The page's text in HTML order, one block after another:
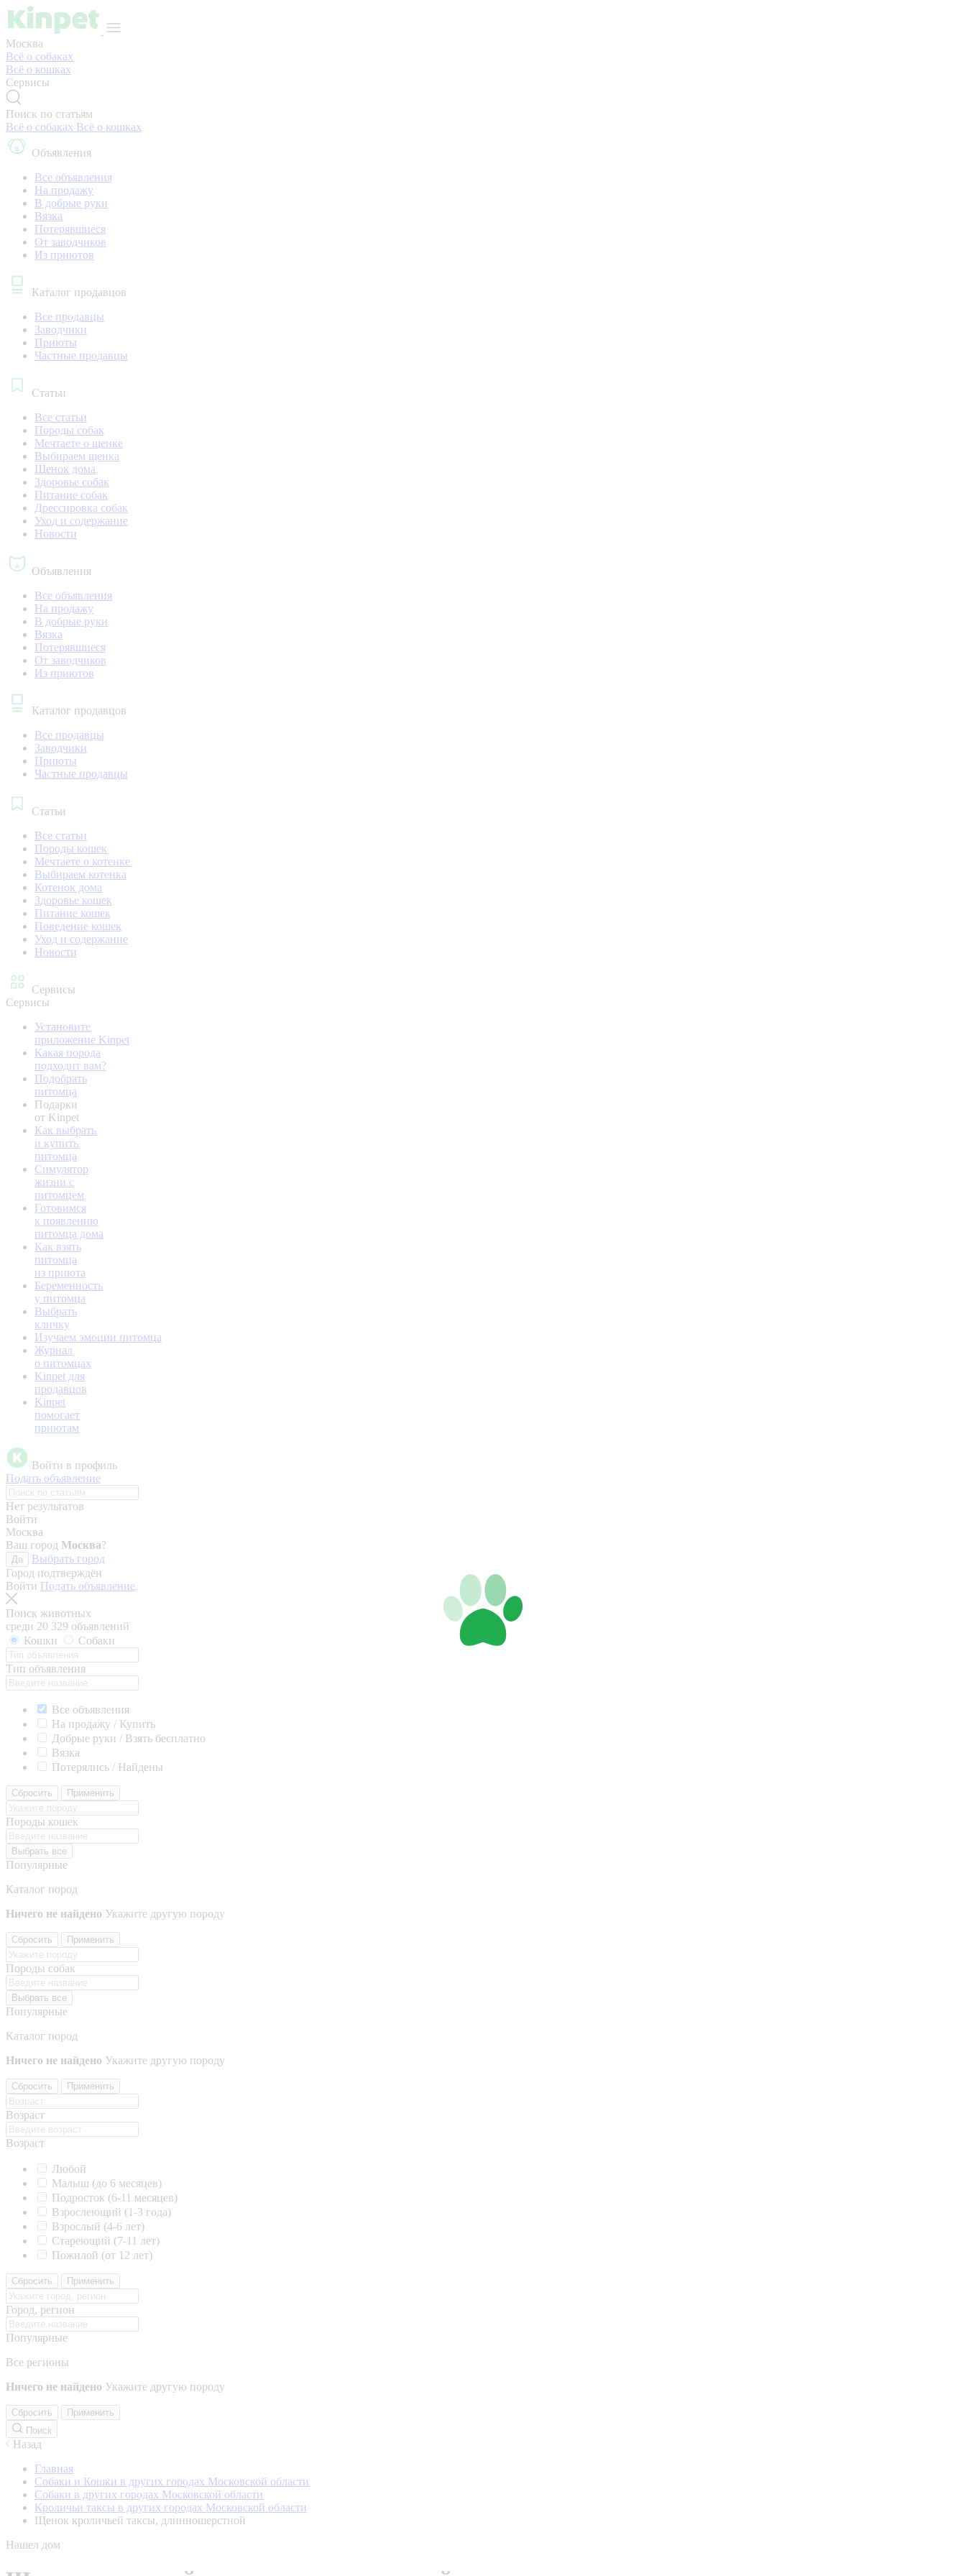
Москва
Всё о собаках
Всё о кошках
Сервисы
Поиск по статьям
Всё о собаках Всё о кошках
Объявления
Все объявления
На продажу
В добрые руки
Вязка
Потерявшиеся
От заводчиков
Из приютов
Каталог продавцов
Все продавцы
Заводчики
Приюты
Частные продавцы
Статьи
Все статьи
Породы собак
Мечтаете о щенке
Выбираем щенка
Щенок дома
Здоровье собак
Питание собак
Дрессировка собак
Уход и содержание
Новости
Объявления
Все объявления
На продажу
В добрые руки
Вязка
Потерявшиеся
От заводчиков
Из приютов
Каталог продавцов
Все продавцы
Заводчики
Приюты
Частные продавцы
Статьи
Все статьи
Породы кошек
Мечтаете о котенке
Выбираем котенка
Котенок дома
Здоровье кошек
Питание кошек
Поведение кошек
Уход и содержание
Новости
Сервисы
Сервисы
Установите
приложение Kinpet
Какая порода
подходит вам?
Подобрать
питомца
Подарки
от Kinpet
Как выбрать
и купить
питомца
Симулятор
жизни с
питомцем
Готовимся
к появлению
питомца дома
Как взять
питомца
из приюта
Беременность
у питомца
Выбрать
кличку
Изучаем эмоции питомца
Журнал
о питомцах
Kinpet для
продавцов
Kinpet
помогает
приютам
Войти в профиль
Подать объявление
Нет результатов
Войти
Москва
Ваш город Москва?
Да
Выбрать город
Город подтверждён
Войти Подать объявление
Поиск животных
среди 20 329 объявлений
Кошки
Собаки
Тип объявления
Все объявления
На продажу / Купить
Добрые руки / Взять бесплатно
Вязка
Потерялись / Найдены
Сбросить Применить
Породы кошек
Выбрать все
Популярные
Каталог пород
Ничего не найдено Укажите другую породу
Сбросить Применить
Породы собак
Выбрать все
Популярные
Каталог пород
Ничего не найдено Укажите другую породу
Сбросить Применить
Возраст
Возраст
Любой
Малыш (до 6 месяцев)
Подросток (6-11 месяцев)
Взрослеющий (1-3 года)
Взрослый (4-6 лет)
Стареющий (7-11 лет)
Пожилой (от 12 лет)
Сбросить Применить
Город, регион
Популярные
Все регионы
Ничего не найдено Укажите другую породу
Сбросить
Применить
Поиск
Назад
Главная
Собаки и Кошки в других городах Московской области
Собаки в других городах Московской области
Кроличьи таксы в других городах Московской области
Щенок кроличьей таксы, длинношерстной
Нашел дом